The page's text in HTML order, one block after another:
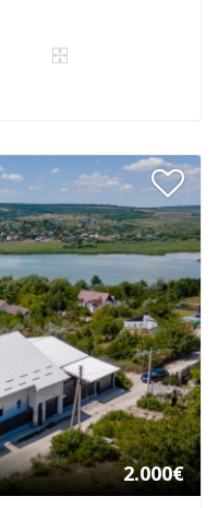
2.000€